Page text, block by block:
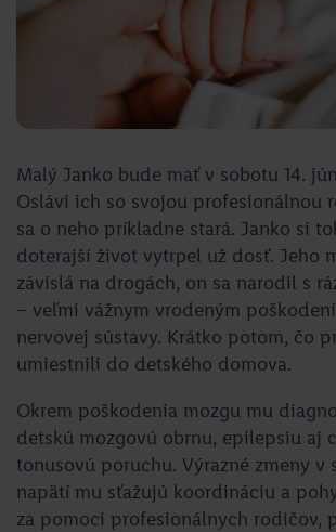
Malý Janko bude mať v sobotu 14.
Oslávi ich so svojou profesionálnou
sa o neho príkladne stará. Janko si
doterajší život vytrpel už dosť. Jeho
závislá na drogách, on sa narodil s
– veľmi vážnym vrodeným
nervovej sústavy. Krátko potom, čo
umiestnili do detského domova.
Okrem poškodenia mozgu mu
detskú mozgovú obrnu, epilepsiu aj
tonusovú poruchu. Výrazné zmeny v
napätí mu sťažujú koordináciu a
za pomoci profesionálnych rodičov,